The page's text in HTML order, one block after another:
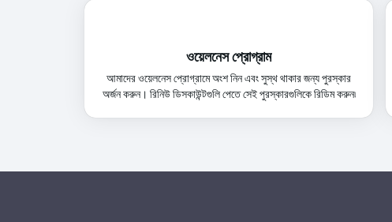
ওয়েলনেস প্রোগ্রাম
আমাদের ওয়েলনেস প্রোগ্রামে অংশ নিন এবং সুস্থ থাকার জন্য পুরস্কার
অর্জন করুন। রিনিউ ডিসকাউন্টগুলি পেতে সেই পুরস্কারগুলিকে রিডিম করুন৷